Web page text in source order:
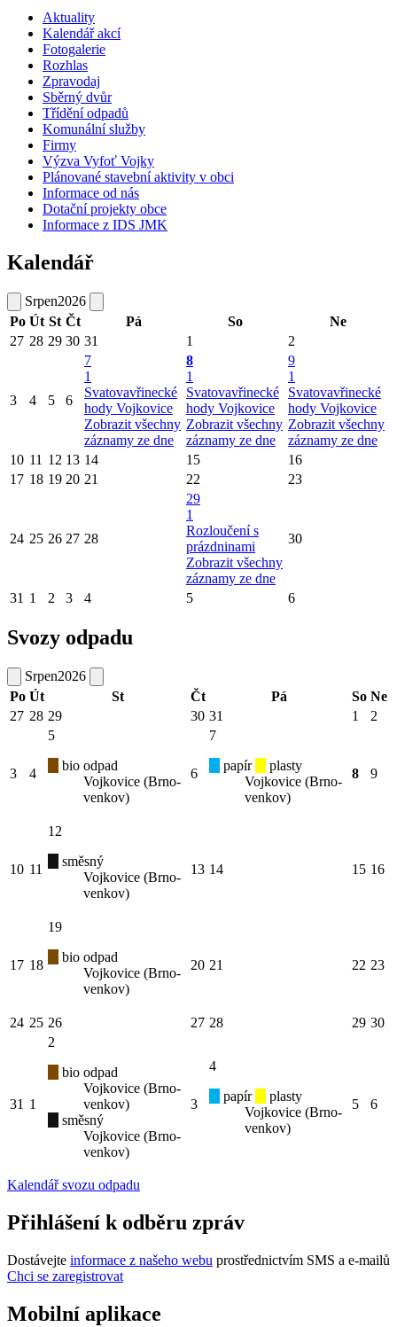
Aktuality
Kalendář akcí
Fotogalerie
Rozhlas
Zpravodaj
Sběrný dvůr
Třídění odpadů
Komunální služby
Firmy
Výzva Vyfoť Vojky
Plánované stavební aktivity v obci
Informace od nás
Dotační projekty obce
Informace z IDS JMK
Kalendář
Srpen2026
Po Út St Čt Pá So
Ne
27 28 29 30 31 1 2
3 4 5 6
7
1
Svatovavřinecké
hody Vojkovice
Zobrazit všechny
záznamy ze dne
8
1
Svatovavřinecké
hody Vojkovice
Zobrazit všechny
záznamy ze dne
9
1
Svatovavřinecké
hody Vojkovice
Zobrazit všechny
záznamy ze dne
10 11 12 13 14 15
16
17 18 19 20 21 22 23
24 25 26 27 28
29
1
Rozloučení s
prázdninami
Zobrazit všechny
záznamy ze dne
30
31 1 2 3 4 5 6
Svozy odpadu
Srpen2026
Po Út St Čt Pá So Ne
27 28 29 30 31 1 2
3 4
5
bio odpad
Vojkovice (Brno-
venkov)
6
7
papír
plasty
Vojkovice (Brno-
venkov)
8 9
10 11
12
směsný
Vojkovice (Brno-
venkov)
13 14 15 16
17 18
19
bio odpad
Vojkovice (Brno-
venkov)
20 21 22 23
24 25 26 27 28 29 30
31 1
2
bio odpad
Vojkovice (Brno-
venkov)
směsný
Vojkovice (Brno-
venkov)
3
4
papír
plasty
Vojkovice (Brno-
venkov)
5 6
Kalendář svozu odpadu
Přihlášení k odběru zpráv
Dostávejte informace z našeho webu prostřednictvím SMS a e-mailů
Chci se zaregistrovat
Mobilní aplikace